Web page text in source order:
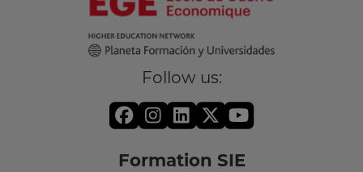
Follow us:
Formation SIE